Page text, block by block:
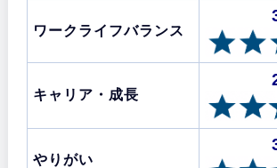
ワークライフバランス
キャリア・成長
やりがい